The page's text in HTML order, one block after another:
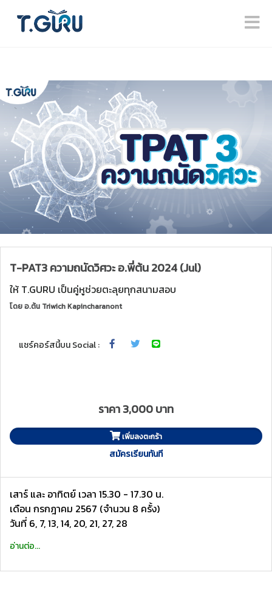
T-PAT3 ความถนัดวิศวะ อ.พี่ต้น 2024 (Jul)
ให้ T.GURU เป็นคู่หูช่วยตะลุยทุกสนามสอบ
โดยอ.ต้น Triwich Kapincharanont
แชร์คอร์สนี้บน Social :
ราคา 3,000 บาท
เพิ่มลงตะกร้า
สมัครเรียนทันที
เสาร์ และ อาทิตย์ เวลา 15.30 - 17.30 น.
เดือน กรกฎาคม 2567 (จำนวน 8 ครั้ง)
วันที่ 6, 7, 13, 14, 20, 21, 27, 28
อ่านต่อ...